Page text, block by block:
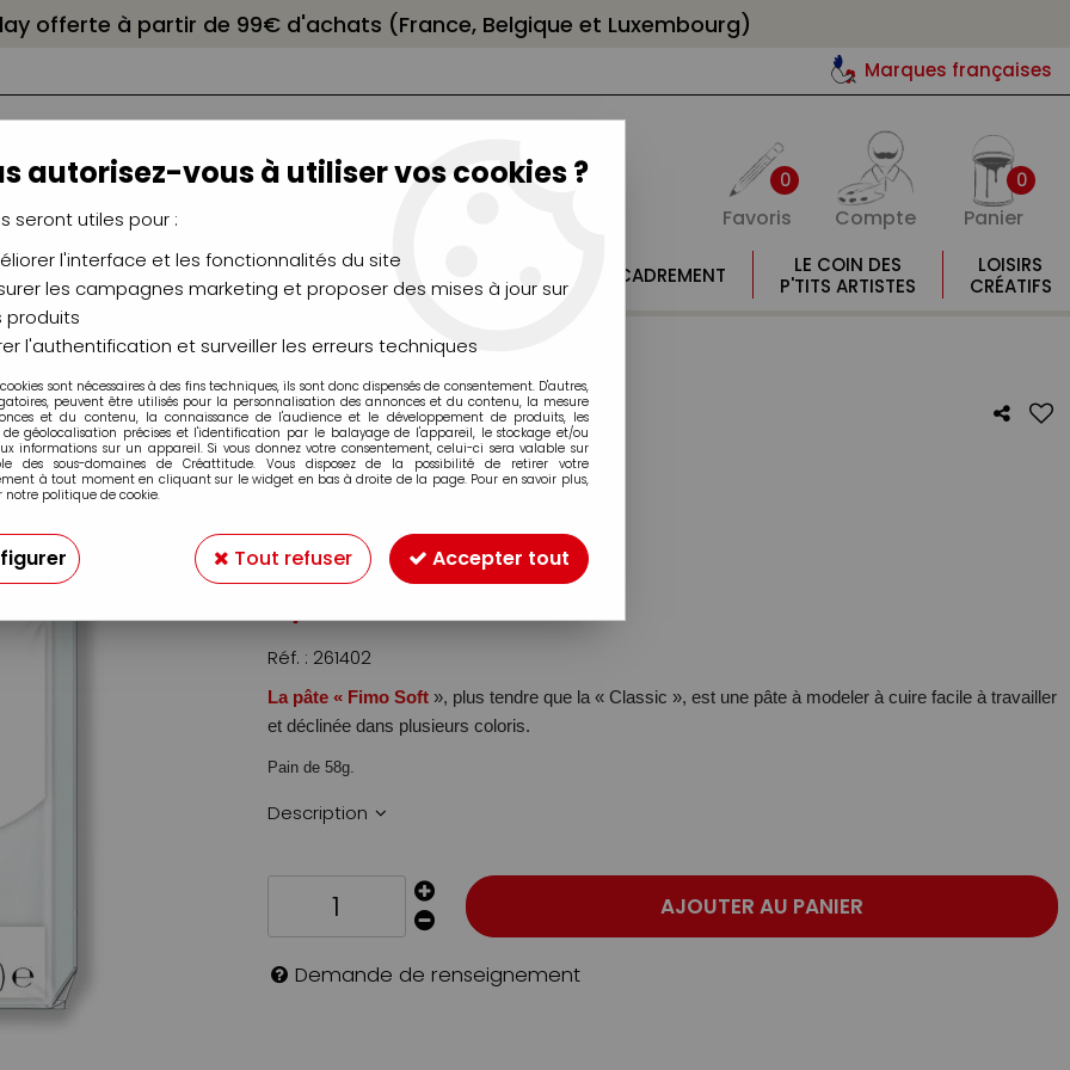
offerte à partir de 99€ d'achats (France, Belgique et Luxembourg)
Marques françaises
0
Favoris Compte
0
Panier
CHÂSSIS
CHEVALETS
AÉROGRAPHIE
MODÉLISME
MOULAGE
ENCADREMENT
LE COIN DES
P'TITS ARTISTES
LOISIRS
CRÉATIFS
BLANC -0
FIMO SOFT BLANC -0
Soyez le premier à donner votre avis !
2,29€
Réf. : 261402
La pâte « Fimo Soft », plus tendre que la « Classic », est une pâte à modeler à cuire facile à travailler
et déclinée dans plusieurs coloris.
Pain de 58g.
Description
AJOUTER AU PANIER
Demande de renseignement
autorisez-vous à utiliser vos cookies ?
seront utiles pour :
l'interface et les fonctionnalités du site
les campagnes marketing et proposer des mises à jour sur
produits
l'authentification et surveiller les erreurs techniques
sont nécessaires à des fins techniques, ils sont donc dispensés de consentement. D'autres,
peuvent être utilisés pour la personnalisation des annonces et du contenu, la mesure
et du contenu, la connaissance de l'audience et le développement de produits, les
de géolocalisation précises et l'identification par le balayage de l'appareil, le stockage et/ou
informations sur un appareil. Si vous donnez votre consentement, celui-ci sera valable sur
des sous-domaines de Créattitude. Vous disposez de la possibilité de retirer votre
à tout moment en cliquant sur le widget en bas à droite de la page. Pour en savoir plus,
notre politique de cookie.
Tout refuser Accepter tout